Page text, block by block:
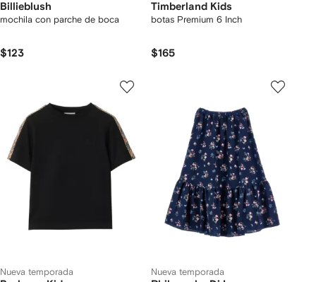
Billieblush
mochila con parche de boca
$123
Timberland Kids
botas Premium 6 Inch
$165
Nueva temporada Nueva temporada